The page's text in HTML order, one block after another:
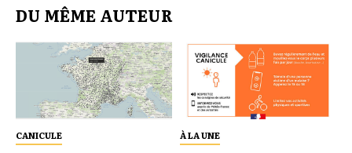
DU MÊME AUTEUR
CANICULE À LA UNE